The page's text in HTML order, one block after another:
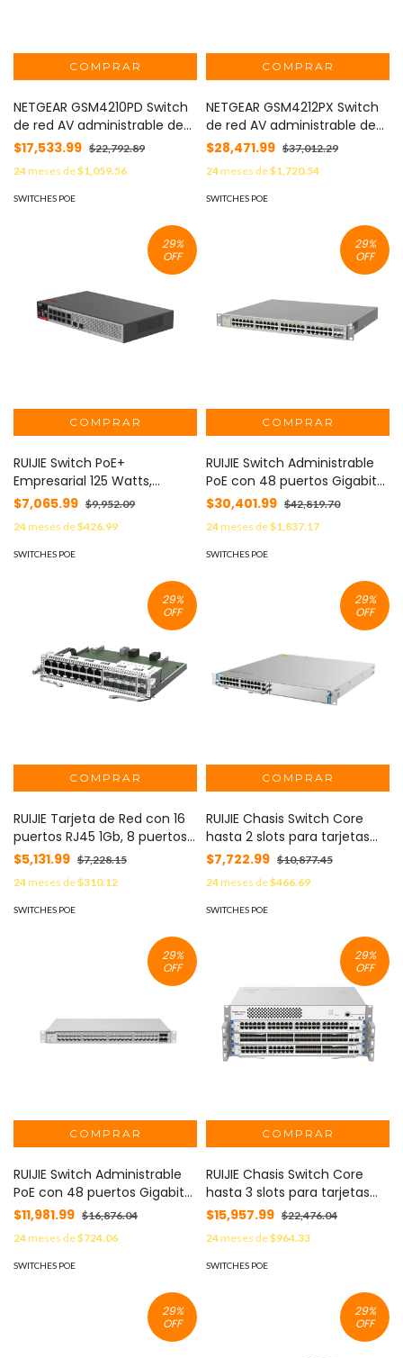
NETGEAR GSM4210PD Switch
de red AV administrable de
10 puertos 8x1G PoE+ 110W
$17,533.99 $22,792.89
24meses de$1,059.56
SWITCHES POE
NETGEAR GSM4212PX Switch
de red AV administrable de
12 puertos 8x1G PoE+ 240W
$28,471.99 $37,012.29
24meses de$1,720.54
SWITCHES POE
29%
OFF
RUIJIE Switch PoE+
Empresarial 125 Watts,
Administrable L2+, 8 Puertos
PoE Gigabit , 2 Puertos Uplink
Gigabit y 2 Puertos Uplink SFP
2.5G MOD: RG-S2915-
$7,065.99 $9,952.09
24meses de$426.99
SWITCHES POE
29%
OFF
RUIJIE Switch Administrable
PoE con 48 puertos Gigabit
PoE 802.3af/at + 4 SFP+ para
fibra 10Gb, gestión gratuita
desde la nube, 370w RG-
NBS5200-48GT4XS-UP
$30,401.99 $42,819.70
24meses de$1,837.17
SWITCHES POE
29%
OFF
RUIJIE Tarjeta de Red con 16
puertos RJ45 1Gb, 8 puertos
SFP 1Gb y 2 puertos SFP+
10Gb para Chasis RG-
NBS6002 M6000-
16GT8SFP2XS
$5,131.99 $7,228.15
24meses de$310.12
SWITCHES POE
29%
OFF
RUIJIE Chasis Switch Core
hasta 2 slots para tarjetas
modulares M6000 series
RGNBS6002
$7,722.99 $10,877.45
24meses de$466.69
SWITCHES POE
29%
OFF
RUIJIE Switch Administrable
PoE con 48 puertos Gigabit
PoE 802.3af/at + 4 SFP+ para
fibra 10Gb, gestión gratuita
desde la nube, 370w RG-
NBS3200-48GT4XS
$11,981.99 $16,876.04
24meses de$724.06
SWITCHES POE
29%
OFF
RUIJIE Chasis Switch Core
hasta 3 slots para tarjetas
modulares M7000 series RG-
$15,957.99 $22,476.04
24meses de$964.33
SWITCHES POE
29%
OFF
29%
OFF